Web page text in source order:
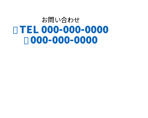
お問い合わせ
TEL 000-000-0000
000-000-0000